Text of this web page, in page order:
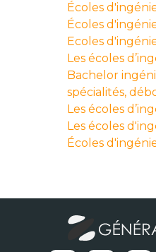
Écoles
Écoles
Ecoles
Les écoles
Bachelor
spécialités,
Les écoles
Les écoles
Écoles